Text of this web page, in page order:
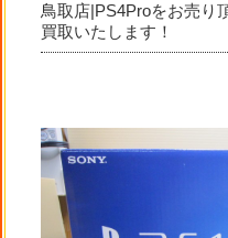
鳥取店|PS4Proをお売り
買取いたします！